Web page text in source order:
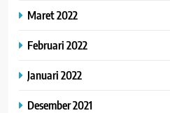
Maret 2022
Februari 2022
Januari 2022
Desember 2021